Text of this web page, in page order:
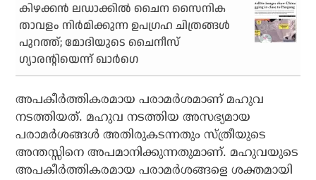
കിഴക്കന്‍ ലഡാക്കില്‍ ചൈന സൈനിക
താവളം നിര്‍മിക്കുന്ന ഉപഗ്രഹ ചിത്രങ്ങള്‍
പുറത്ത്; മോദിയുടെ ചൈനീസ്
ഗ്യാരന്റിയെന്ന് ഖാര്‍ഗെ
അപകീര്‍ത്തികരമായ പരാമര്‍ശമാണ് മഹുവ
നടത്തിയത്. മഹുവ നടത്തിയ അസഭ്യമായ
പരാമര്‍ശങ്ങള്‍ അതിരുകടന്നതും സ്ത്രീയുടെ
അന്തസ്സിനെ അപമാനിക്കുന്നതുമാണ്. മഹുവയുടെ
അപകീര്‍ത്തികരമായ പരാമര്‍ശങ്ങളെ ശക്തമായി